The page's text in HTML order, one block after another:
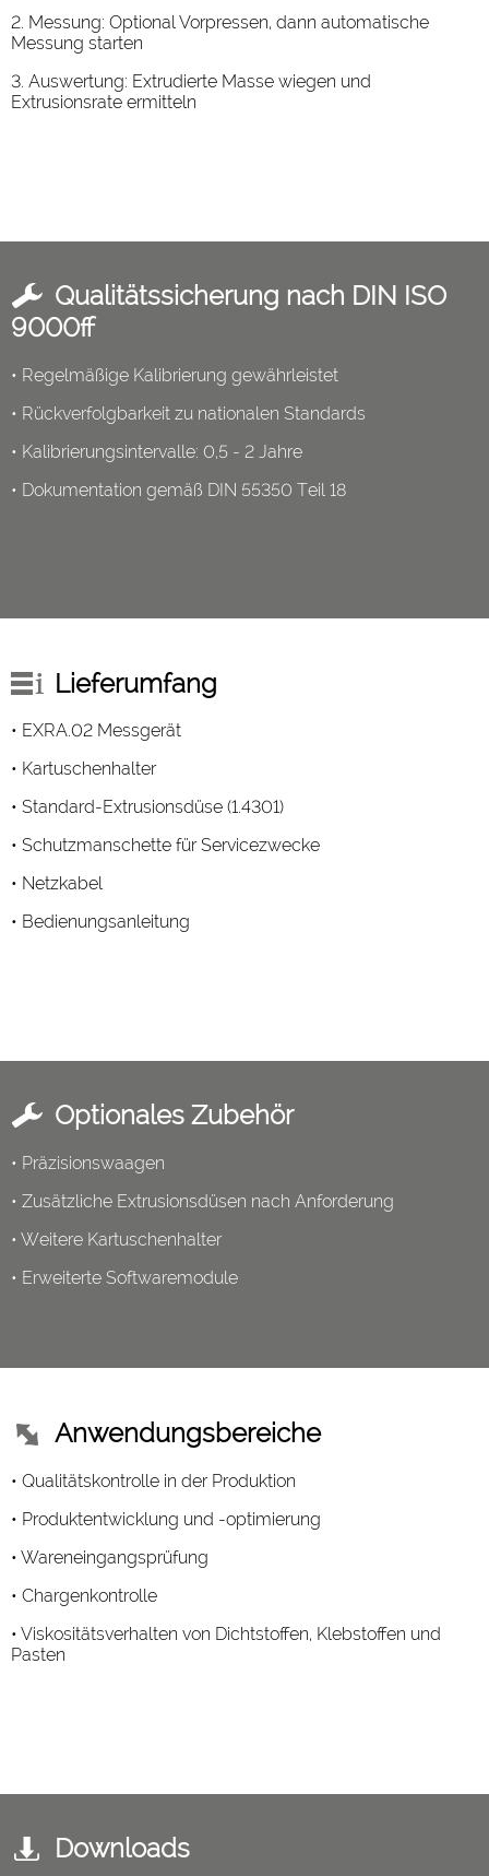
2. Messung: Optional Vorpressen, dann automatische
Messung starten
3. Auswertung: Extrudierte Masse wiegen und
Extrusionsrate ermitteln
Qualitätssicherung nach DIN ISO
9000ff
• Regelmäßige Kalibrierung gewährleistet
• Rückverfolgbarkeit zu nationalen Standards
• Kalibrierungsintervalle: 0,5 - 2 Jahre
• Dokumentation gemäß DIN 55350 Teil 18
Lieferumfang
• EXRA.02 Messgerät
• Kartuschenhalter
• Standard-Extrusionsdüse (1.4301)
• Schutzmanschette für Servicezwecke
• Netzkabel
• Bedienungsanleitung
Optionales Zubehör
• Präzisionswaagen
• Zusätzliche Extrusionsdüsen nach Anforderung
• Weitere Kartuschenhalter
• Erweiterte Softwaremodule
Anwendungsbereiche
• Qualitätskontrolle in der Produktion
• Produktentwicklung und -optimierung
• Wareneingangsprüfung
• Chargenkontrolle
• Viskositätsverhalten von Dichtstoffen, Klebstoffen und
Pasten
Downloads